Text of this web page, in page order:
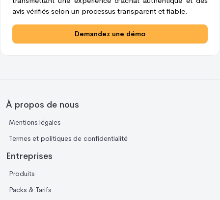
avis vérifiés selon un processus transparent et fiable.
Demandez une démo
À propos de nous
Mentions légales
Termes et politiques de confidentialité
Entreprises
Produits
Packs & Tarifs